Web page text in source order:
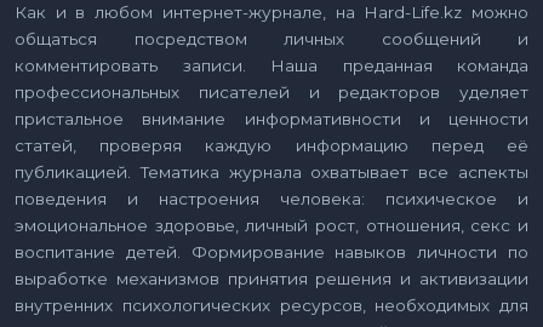
Как и в любом интернет-журнале, на Hard-Life.kz можно
общаться посредством личных сообщений и
комментировать записи. Наша преданная команда
профессиональных писателей и редакторов уделяет
пристальное внимание информативности и ценности
статей, проверяя каждую информацию перед её
публикацией. Тематика журнала охватывает все аспекты
поведения и настроения человека: психическое и
эмоциональное здоровье, личный рост, отношения, секс и
воспитание детей. Формирование навыков личности по
выработке механизмов принятия решения и активизации
внутренних психологических ресурсов, необходимых для